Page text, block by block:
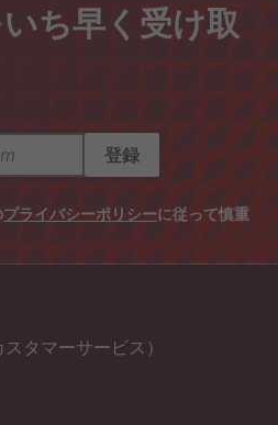
ち早く受け取
登録
プライバシーポリシーに従って慎重
タマーサービス）